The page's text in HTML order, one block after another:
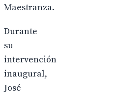
Maestranza.
Durante
su
intervención
inaugural,
José